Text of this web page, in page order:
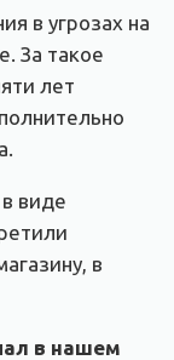
в угрозах на
За такое
лет
виде
в
в нашем